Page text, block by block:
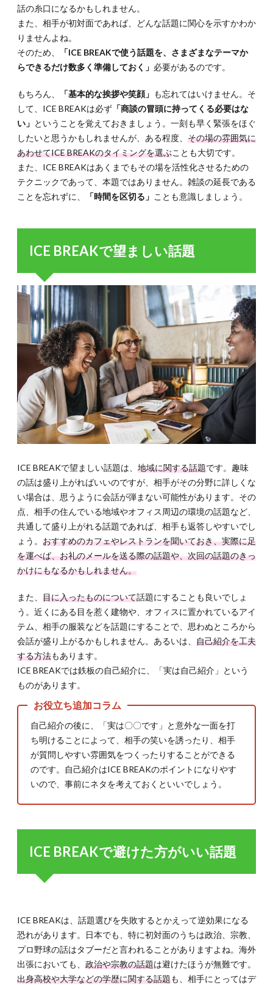
話の糸口になるかもしれません。
また、相手が初対面であれば、どんな話題に関心を示すかわか
りませんよね。
そのため、
「ICE BREAKで使う話題を、さまざまなテーマか
らできるだけ数多く準備しておく」 必要があるのです。
もちろん、 「基本的な挨拶や笑顔」 も忘れてはいけません。そ
して、ICE BREAKは必ず 「商談の冒頭に持ってくる必要はな
い」 ということを覚えておきましょう。一刻も早く緊張をほぐ
したいと思うかもしれませんが、ある程度、 その場の雰囲気に
あわせてICE BREAKのタイミングを選ぶことも大切です。
また、ICE BREAKはあくまでもその場を活性化させるための
テクニックであって、本題ではありません。雑談の延長である
ことを忘れずに、
「時間を区切る」 ことも意識しましょう。
ICE BREAKで望ましい話題
ICE BREAKで望ましい話題は、 地域に関する話題です。趣味
の話は盛り上がればいいのですが、相手がその分野に詳しくな
い場合は、思うように会話が弾まない可能性があります。その
点、相手の住んでいる地域やオフィス周辺の環境の話題など、
共通して盛り上がれる話題であれば、相手も返答しやすいでし
ょう。 おすすめのカフェやレストランを聞いておき、実際に足
を運べば、お礼のメールを送る際の話題や、次回の話題のきっ
かけにもなるかもしれません。
また、 目に入ったものについて話題にすることも良いでしょ
う。近くにある目を惹く建物や、オフィスに置かれているアイ
テム、相手の服装などを話題にすることで、思わぬところから
会話が盛り上がるかもしれません。あるいは、 自己紹介を工夫
する方法もあります。
ICE BREAKでは鉄板の自己紹介に、「実は自己紹介」という
ものがあります。
自己紹介の後に、「実は〇〇です」と意外な一面を打
ち明けることによって、相手の笑いを誘ったり、相手
が質問しやすい雰囲気をつくったりすることができる
のです。自己紹介はICE BREAKのポイントになりやす
いので、事前にネタを考えておくといいでしょう。
ICE BREAKで避けた方がいい話題
ICE BREAKは、話題選びを失敗するとかえって逆効果になる
恐れがあります。日本でも、特に初対面のうちは政治、宗教、
プロ野球の話はタブーだと言われることがありますよね。海外
出張においても、 政治や宗教の話題は避けたほうが無難です。
出身高校や大学などの学歴に関する話題も、相手にとってはデ